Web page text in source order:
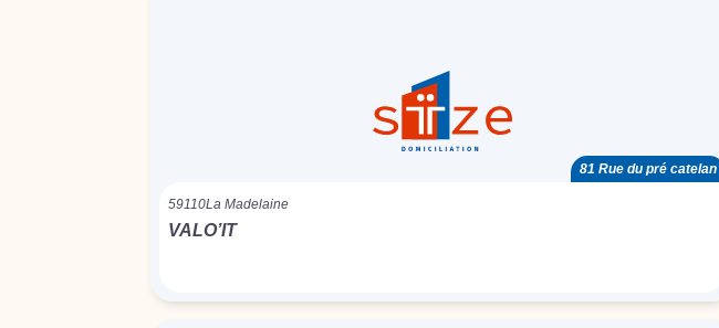
81 Rue du pré catelan
59110La Madelaine
VALO’IT